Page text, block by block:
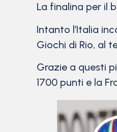
La finalina per il
Intanto l’Italia
Giochi di Rio, al
Grazie a questi
1700 punti e la